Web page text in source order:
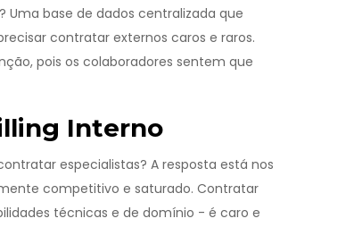
base de dados centralizada que
contratar externos caros e raros.
pois os colaboradores sentem que
Interno
especialistas? A resposta está nos
competitivo e saturado. Contratar
técnicas e de domínio - é caro e